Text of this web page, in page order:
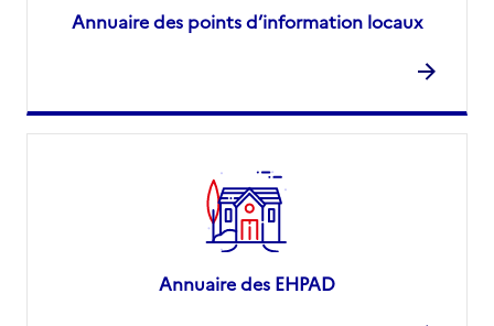
Annuaire des points d’information locaux
Annuaire des EHPAD